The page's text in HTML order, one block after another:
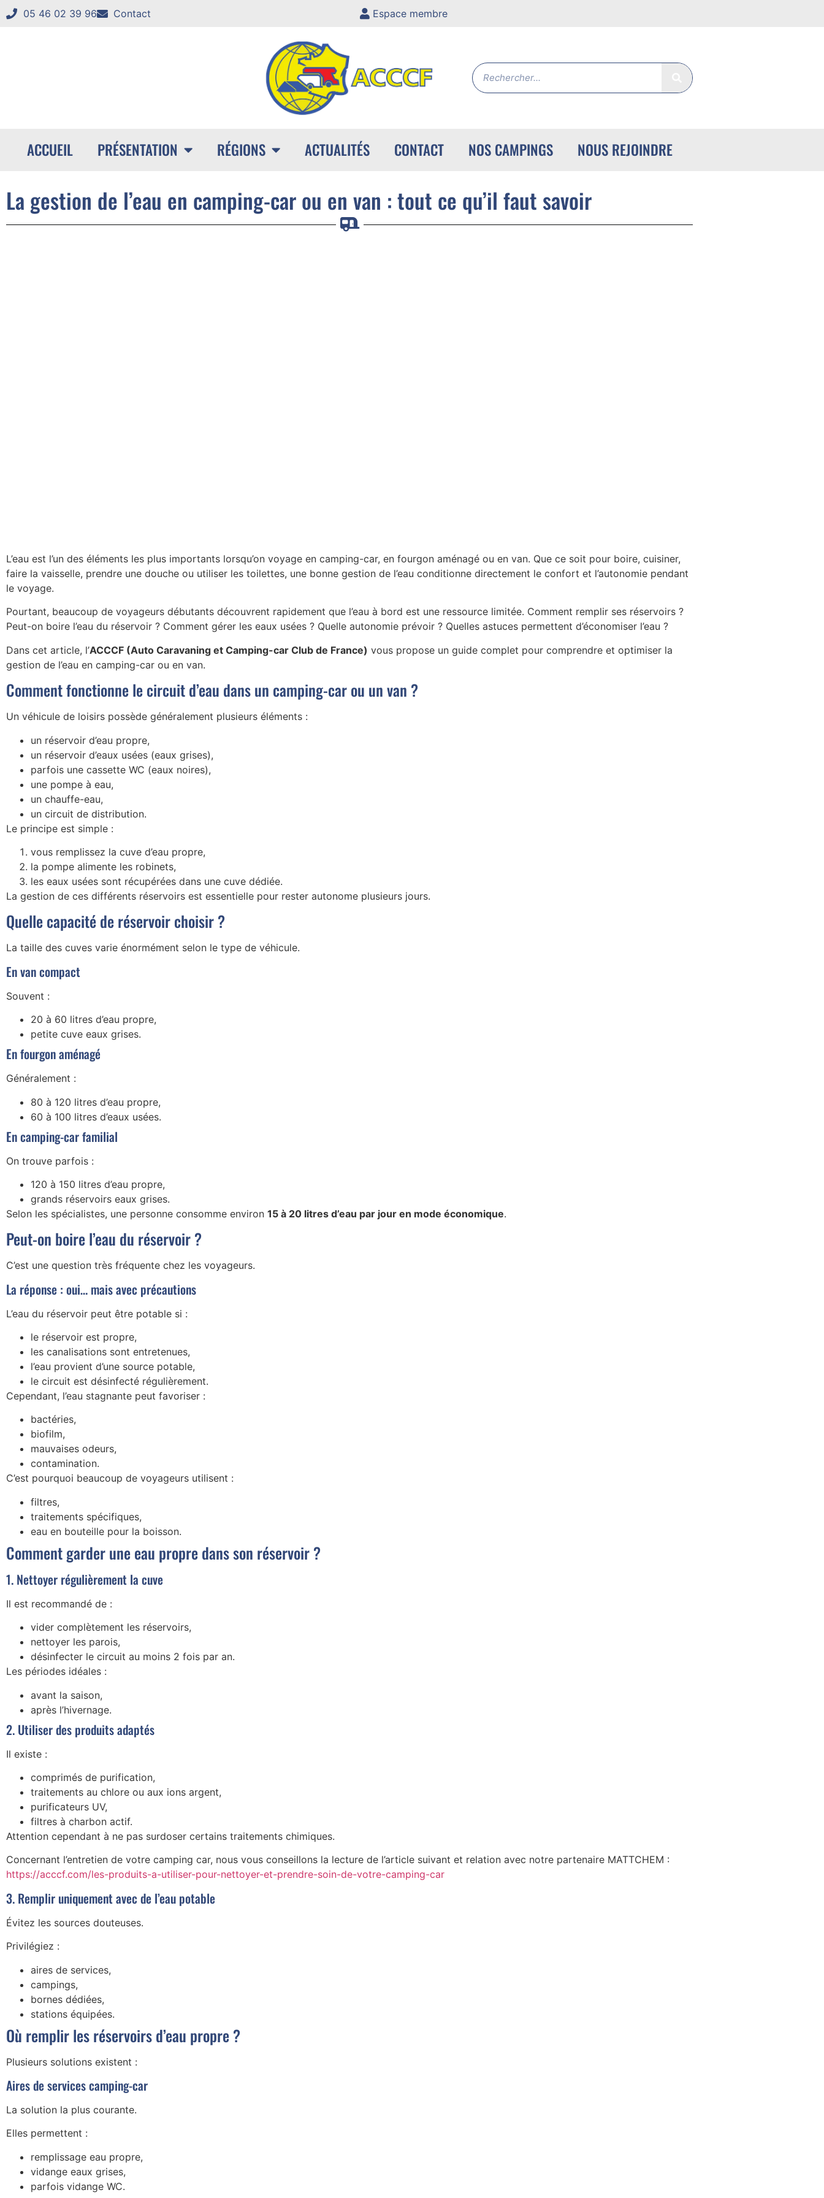
05 46 02 39 96 Contact Espace membre
ACCUEIL PRÉSENTATION RÉGIONS ACTUALITÉS CONTACT NOS CAMPINGS NOUS REJOINDRE
La gestion de l’eau en camping-car ou en van : tout ce qu’il faut savoir
L’eau est l’un des éléments les plus importants lorsqu’on voyage en camping-car, en fourgon aménagé ou en van. Que ce soit pour boire, cuisiner,
faire la vaisselle, prendre une douche ou utiliser les toilettes, une bonne gestion de l’eau conditionne directement le confort et l’autonomie pendant
le voyage.
Pourtant, beaucoup de voyageurs débutants découvrent rapidement que l’eau à bord est une ressource limitée. Comment remplir ses réservoirs ?
Peut-on boire l’eau du réservoir ? Comment gérer les eaux usées ? Quelle autonomie prévoir ? Quelles astuces permettent d’économiser l’eau ?
Dans cet article, l’ACCCF (Auto Caravaning et Camping-car Club de France) vous propose un guide complet pour comprendre et optimiser la
gestion de l’eau en camping-car ou en van.
Comment fonctionne le circuit d’eau dans un camping-car ou un van ?
Un véhicule de loisirs possède généralement plusieurs éléments :
un réservoir d’eau propre,
un réservoir d’eaux usées (eaux grises),
parfois une cassette WC (eaux noires),
une pompe à eau,
un chauffe-eau,
un circuit de distribution.
Le principe est simple :
vous remplissez la cuve d’eau propre,
la pompe alimente les robinets,
les eaux usées sont récupérées dans une cuve dédiée.
La gestion de ces différents réservoirs est essentielle pour rester autonome plusieurs jours.
Quelle capacité de réservoir choisir ?
La taille des cuves varie énormément selon le type de véhicule.
En van compact
Souvent :
20 à 60 litres d’eau propre,
petite cuve eaux grises.
En fourgon aménagé
Généralement :
80 à 120 litres d’eau propre,
60 à 100 litres d’eaux usées.
En camping-car familial
On trouve parfois :
120 à 150 litres d’eau propre,
grands réservoirs eaux grises.
Selon les spécialistes, une personne consomme environ 15 à 20 litres d’eau par jour en mode économique.
Peut-on boire l’eau du réservoir ?
C’est une question très fréquente chez les voyageurs.
La réponse : oui… mais avec précautions
L’eau du réservoir peut être potable si :
le réservoir est propre,
les canalisations sont entretenues,
l’eau provient d’une source potable,
le circuit est désinfecté régulièrement.
Cependant, l’eau stagnante peut favoriser :
bactéries,
biofilm,
mauvaises odeurs,
contamination.
C’est pourquoi beaucoup de voyageurs utilisent :
filtres,
traitements spécifiques,
eau en bouteille pour la boisson.
Comment garder une eau propre dans son réservoir ?
1. Nettoyer régulièrement la cuve
Il est recommandé de :
vider complètement les réservoirs,
nettoyer les parois,
désinfecter le circuit au moins 2 fois par an.
Les périodes idéales :
avant la saison,
après l’hivernage.
2. Utiliser des produits adaptés
Il existe :
comprimés de purification,
traitements au chlore ou aux ions argent,
purificateurs UV,
filtres à charbon actif.
Attention cependant à ne pas surdoser certains traitements chimiques.
Concernant l’entretien de votre camping car, nous vous conseillons la lecture de l’article suivant et relation avec notre partenaire MATTCHEM :
https://acccf.com/les-produits-a-utiliser-pour-nettoyer-et-prendre-soin-de-votre-camping-car
3. Remplir uniquement avec de l’eau potable
Évitez les sources douteuses.
Privilégiez :
aires de services,
campings,
bornes dédiées,
stations équipées.
Où remplir les réservoirs d’eau propre ?
Plusieurs solutions existent :
Aires de services camping-car
La solution la plus courante.
Elles permettent :
remplissage eau propre,
vidange eaux grises,
parfois vidange WC.